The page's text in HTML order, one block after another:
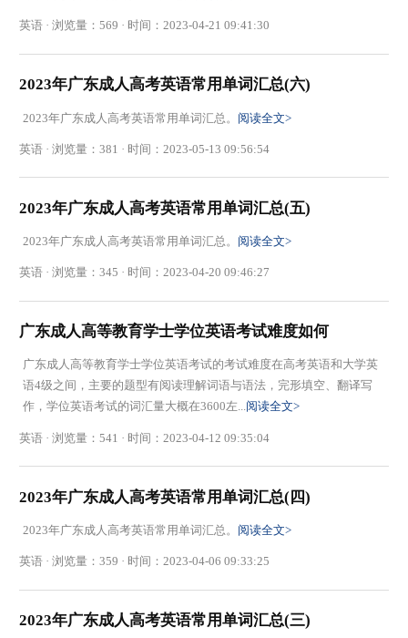
英语 · 浏览量：569 · 时间：2023-04-21 09:41:30
2023年广东成人高考英语常用单词汇总(六)
2023年广东成人高考英语常用单词汇总。 阅读全文>
英语 · 浏览量：381 · 时间：2023-05-13 09:56:54
2023年广东成人高考英语常用单词汇总(五)
2023年广东成人高考英语常用单词汇总。 阅读全文>
英语 · 浏览量：345 · 时间：2023-04-20 09:46:27
广东成人高等教育学士学位英语考试难度如何
广东成人高等教育学士学位英语考试的考试难度在高考英语和大学英
语4级之间，主要的题型有阅读理解词语与语法，完形填空、翻译写
作，学位英语考试的词汇量大概在3600左...阅读全文>
英语 · 浏览量：541 · 时间：2023-04-12 09:35:04
2023年广东成人高考英语常用单词汇总(四)
2023年广东成人高考英语常用单词汇总。 阅读全文>
英语 · 浏览量：359 · 时间：2023-04-06 09:33:25
2023年广东成人高考英语常用单词汇总(三)